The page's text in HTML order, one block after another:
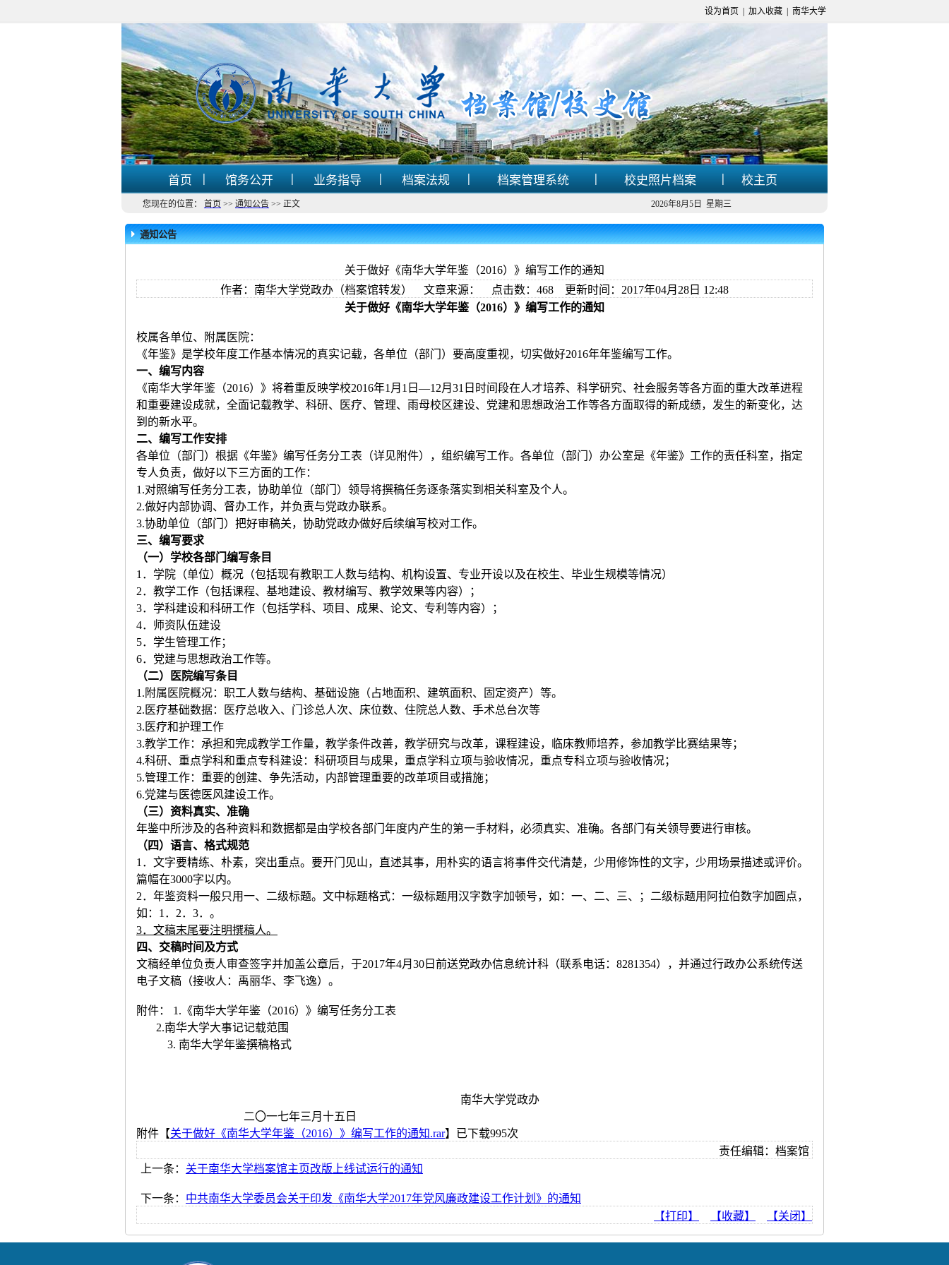
设为首页 加入收藏 南华大学
首页 | 馆务公开 | 业务指导 | 档案法规 | 档案管理系统 | 校史照片档案 | 校主页
您现在的位置： 首页 >> 通知公告 >> 正文 2026年8月5日 星期三
通知公告
关于做好《南华大学年鉴（2016）》编写工作的通知
作者：南华大学党政办（档案馆转发） 文章来源： 点击数： 468 更新时间：2017年04月28日 12:48
关于做好《南华大学年鉴（2016）》 编写工作的通知
校属各单位、附属医院：
《年鉴》是学校年度工作基本情况的真实记载，各单位（部门）要高度重视，切实做好2016年年鉴编写工作。
一、编写内容
《南华大学年鉴（2016）》将着重反映学校2016年1月1日—12月31日时间段在人才培养、科学研究、社会服务等各方面的重大改革进程
和重要建设成就，全面记载教学、科研、医疗、管理、雨母校区建设、党建和思想政治工作等各方面取得的新成绩，发生的新变化，达
到的新水平。
二、编写工作安排
各单位（部门）根据《年鉴》编写任务分工表（详见附件），组织编写工作。各单位（部门）办公室是《年鉴》工作的责任科室，指定
专人负责，做好以下三方面的工作：
1.对照编写任务分工表，协助单位（部门）领导将撰稿任务逐条落实到相关科室及个人。
2.做好内部协调、督办工作，并负责与党政办联系。
3.协助单位（部门）把好审稿关，协助党政办做好后续编写校对工作。
三、编写要求
（一）学校各部门编写条目
1．学院（单位）概况（包括现有教职工人数与结构、机构设置、专业开设以及在校生、毕业生规模等情况）
2．教学工作（包括课程、基地建设、教材编写、教学效果等内容）；
3．学科建设和科研工作（包括学科、项目、成果、论文、专利等内容）；
4．师资队伍建设
5．学生管理工作；
6．党建与思想政治工作等。
（二）医院编写条目
1.附属医院概况：职工人数与结构、基础设施（占地面积、建筑面积、固定资产）等。
2.医疗基础数据：医疗总收入、门诊总人次、床位数、住院总人数、手术总台次等
3.医疗和护理工作
3.教学工作：承担和完成教学工作量，教学条件改善，教学研究与改革，课程建设，临床教师培养，参加教学比赛结果等；
4.科研、重点学科和重点专科建设：科研项目与成果，重点学科立项与验收情况，重点专科立项与验收情况；
5.管理工作：重要的创建、争先活动，内部管理重要的改革项目或措施；
6.党建与医德医风建设工作。
（三）资料真实、准确
年鉴中所涉及的各种资料和数据都是由学校各部门年度内产生的第一手材料，必须真实、准确。各部门有关领导要进行审核。
（四）语言、 格式规范
1．文字要精练、朴素，突出重点。要开门见山，直述其事，用朴实的语言将事件交代清楚，少用修饰性的文字，少用场景描述或评价。
篇幅在3000字以内。
2．年鉴资料一般只用一、二级标题。文中标题格式：一级标题用汉字数字加顿号，如：一、二、三、；二级标题用阿拉伯数字加圆点，
如：1．2．3．。
3．文稿末尾要注明撰稿人。
四、交稿时间及方式
文稿经单位负责人审查签字并加盖公章后，于2017年4月30日前送党政办信息统计科（联系电话：8281354），并通过行政办公系统传送
电子文稿（接收人：禹丽华、李飞逸）。
附件： 1.《南华大学年鉴（2016）》编写任务分工表
2.南华大学大事记记载范围
3. 南华大学年鉴撰稿格式
南华大学党政办
二〇一七年三月十五日
附件【关于做好《南华大学年鉴（2016）》编写工作的通知.rar】已下载995次
责任编辑：档案馆
上一条： 关于南华大学档案馆主页改版上线试运行的通知
下一条： 中共南华大学委员会关于印发《南华大学2017年党风廉政建设工作计划》的通知
【打印】
【收藏】 【关闭】